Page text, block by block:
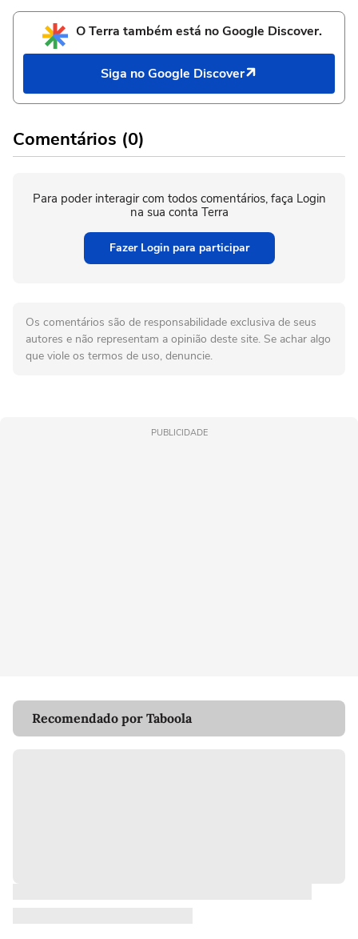
O Terra também está no Google Discover.
Siga no Google Discover
Comentários (0)
Para poder interagir com todos comentários, faça Login
na sua conta Terra
Fazer Login para participar
Os comentários são de responsabilidade exclusiva de seus
autores e não representam a opinião deste site. Se achar algo
que viole os termos de uso, denuncie.
PUBLICIDADE
Recomendado por Taboola